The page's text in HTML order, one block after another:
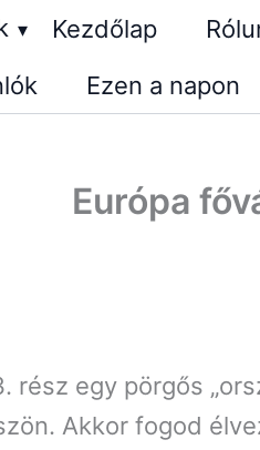
▾ Kezdőlap
Ezen a napon
Európa
rész egy pörgős
Akkor fogod